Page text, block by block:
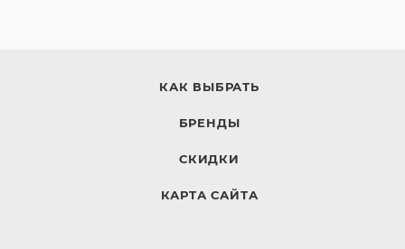
КАК ВЫБРАТЬ
БРЕНДЫ
СКИДКИ
КАРТА САЙТА